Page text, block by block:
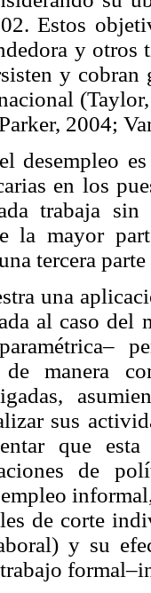
Estos
y otros
y
2004;
desempleo
en los
trabaja
la mayor
tercera
una
al caso del
de manera
sus
que
de
de corte
y su